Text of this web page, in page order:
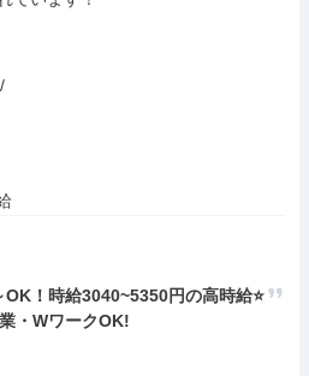
OK！時給3040~5350円の高時給⭐️
・WワークOK!